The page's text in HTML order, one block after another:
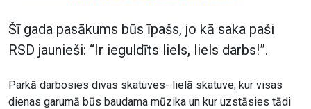
Šī gada pasākums būs īpašs, jo kā saka paši
RSD jaunieši: “Ir ieguldīts liels, liels darbs!”.
Parkā darbosies divas skatuves- lielā skatuve, kur visas
dienas garumā būs baudama mūzika un kur uzstāsies tādi